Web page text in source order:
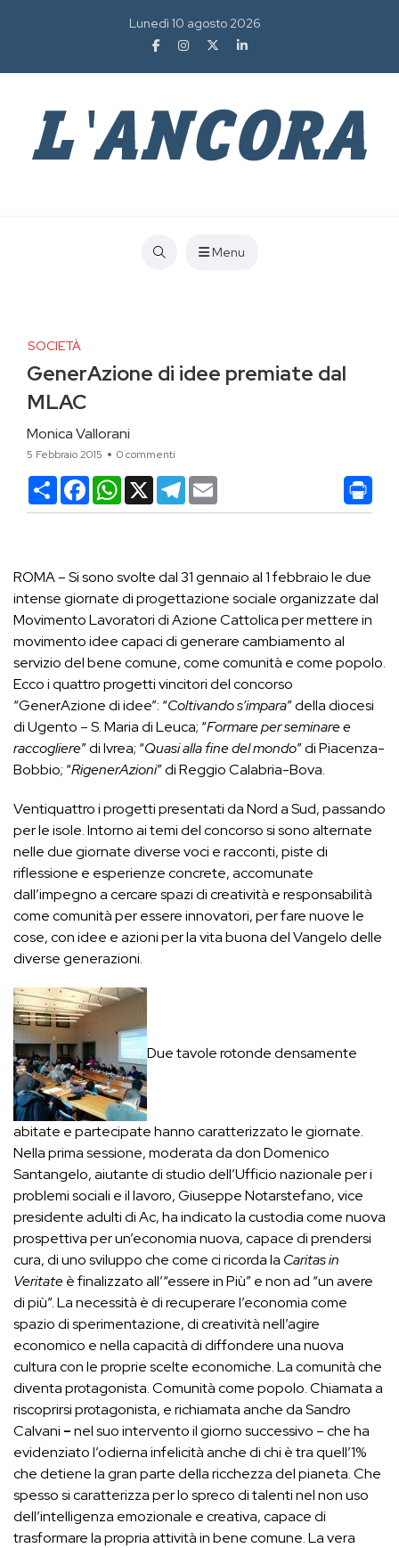
Lunedì 10 agosto 2026
Menu
SOCIETÀ
GenerAzione di idee premiate dal
MLAC
Monica Vallorani
5 Febbraio 2015 0 commenti
CondividiFacebookWhatsApp
X Telegram
ROMA – Si sono svolte dal 31 gennaio al 1 febbraio le due
intense giornate di progettazione sociale organizzate dal
Movimento Lavoratori di Azione Cattolica per mettere in
movimento idee capaci di generare cambiamento al
servizio del bene comune, come comunità e come popolo.
Ecco i quattro progetti vincitori del concorso
“GenerAzione di idee”: “Coltivando s’impara” della diocesi
di Ugento – S. Maria di Leuca; “Formare per seminare e
raccogliere” di Ivrea; “Quasi alla fine del mondo” di Piacenza-
Bobbio; “RigenerAzioni” di Reggio Calabria-Bova.
Ventiquattro i progetti presentati da Nord a Sud, passando
per le isole. Intorno ai temi del concorso si sono alternate
nelle due giornate diverse voci e racconti, piste di
riflessione e esperienze concrete, accomunate
dall’impegno a cercare spazi di creatività e responsabilità
come comunità per essere innovatori, per fare nuove le
cose, con idee e azioni per la vita buona del Vangelo delle
diverse generazioni.
Due tavole rotonde densamente
abitate e partecipate hanno caratterizzato le giornate.
Nella prima sessione, moderata da don Domenico
Santangelo, aiutante di studio dell’Ufficio nazionale per i
problemi sociali e il lavoro, Giuseppe Notarstefano, vice
presidente adulti di Ac, ha indicato la custodia come nuova
prospettiva per un’economia nuova, capace di prendersi
cura, di uno sviluppo che come ci ricorda la Caritas in
Veritateè finalizzato all’“essere in Più” e non ad “un avere
di più”. La necessità è di recuperare l’economia come
spazio di sperimentazione, di creatività nell’agire
economico e nella capacità di diffondere una nuova
cultura con le proprie scelte economiche. La comunità che
diventa protagonista. Comunità come popolo. Chiamata a
riscoprirsi protagonista, e richiamata anche da Sandro
Calvani –nel suo intervento il giorno successivo – che ha
evidenziato l’odierna infelicità anche di chi è tra quell’1%
che detiene la gran parte della ricchezza del pianeta. Che
spesso si caratterizza per lo spreco di talenti nel non uso
dell’intelligenza emozionale e creativa, capace di
trasformare la propria attività in bene comune. La vera